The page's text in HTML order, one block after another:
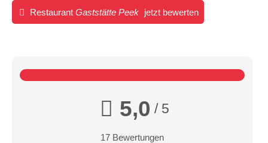
Restaurant Gaststätte Peek jetzt bewerten
5,0 / 5
17 Bewertungen